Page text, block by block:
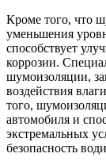
Кроме того, что
уменьшения
способствует
коррозии.
шумоизоляции,
воздействия
того,
автомобиля и
экстремальных
безопасность